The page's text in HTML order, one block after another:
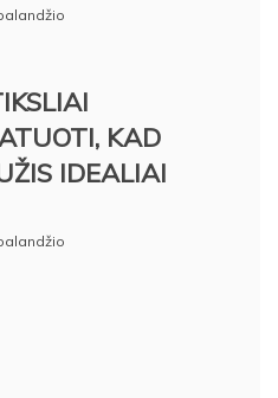
KAD
IDEALIAI